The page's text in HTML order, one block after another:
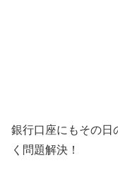
銀行口座にもその日
く問題解決！